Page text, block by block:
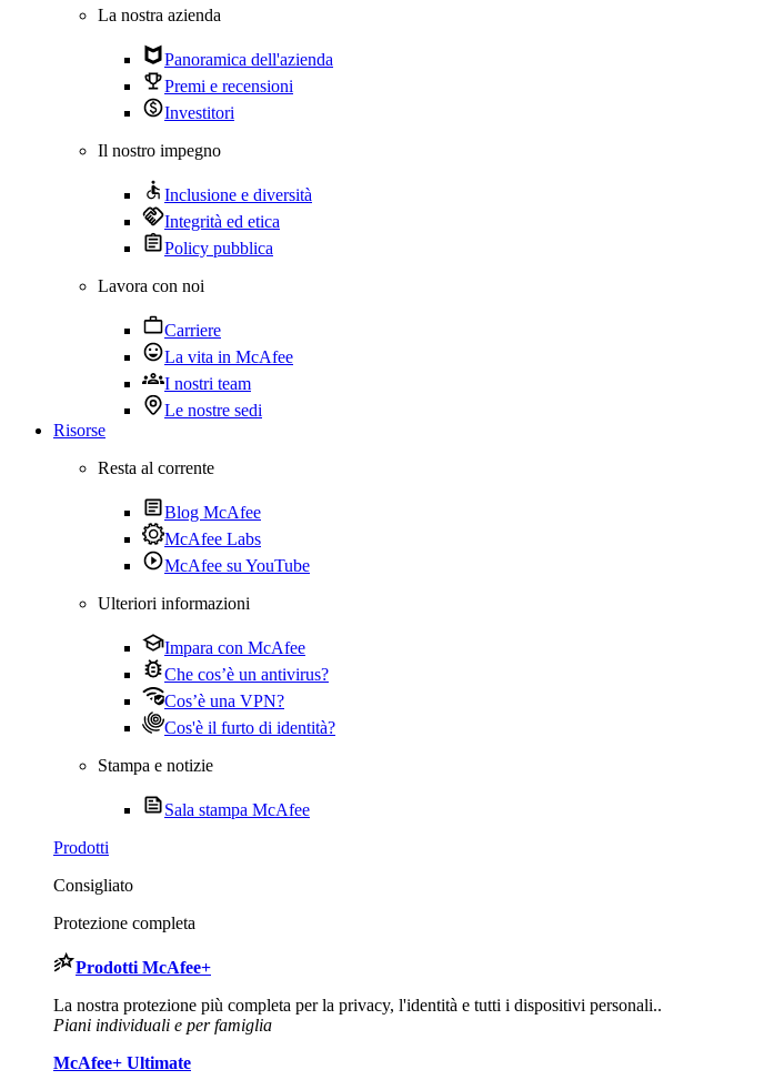
La nostra azienda
Panoramica dell'azienda
Premi e recensioni
Investitori
Il nostro impegno
Inclusione e diversità
Integrità ed etica
Policy pubblica
Lavora con noi
Carriere
La vita in McAfee
I nostri team
Le nostre sedi
Risorse
Resta al corrente
Blog McAfee
McAfee Labs
McAfee su YouTube
Ulteriori informazioni
Impara con McAfee
Che cos’è un antivirus?
Cos’è una VPN?
Cos'è il furto di identità?
Stampa e notizie
Sala stampa McAfee
Prodotti
Consigliato
Protezione completa
Prodotti McAfee+
La nostra protezione più completa per la privacy, l'identità e tutti i dispositivi personali..​
Piani individuali e per famiglia
McAfee+ Ultimate